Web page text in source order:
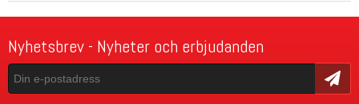
Nyhetsbrev - Nyheter och erbjudanden
Skicka